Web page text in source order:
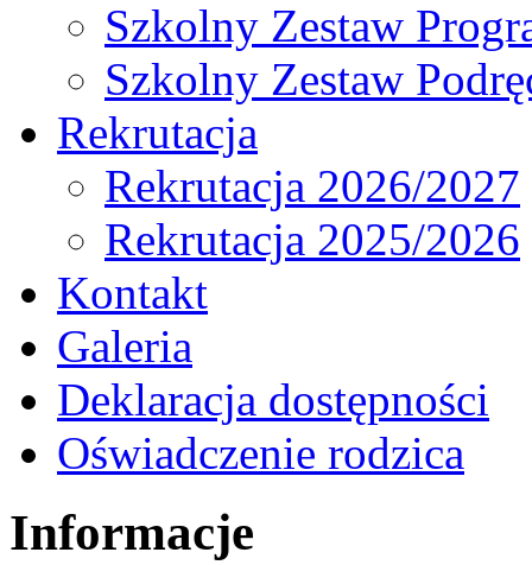
Szkolny Zestaw
Szkolny Zestaw
Rekrutacja
Rekrutacja 2026/2027
Rekrutacja 2025/2026
Kontakt
Galeria
Deklaracja dostępności
Oświadczenie rodzica
Informacje